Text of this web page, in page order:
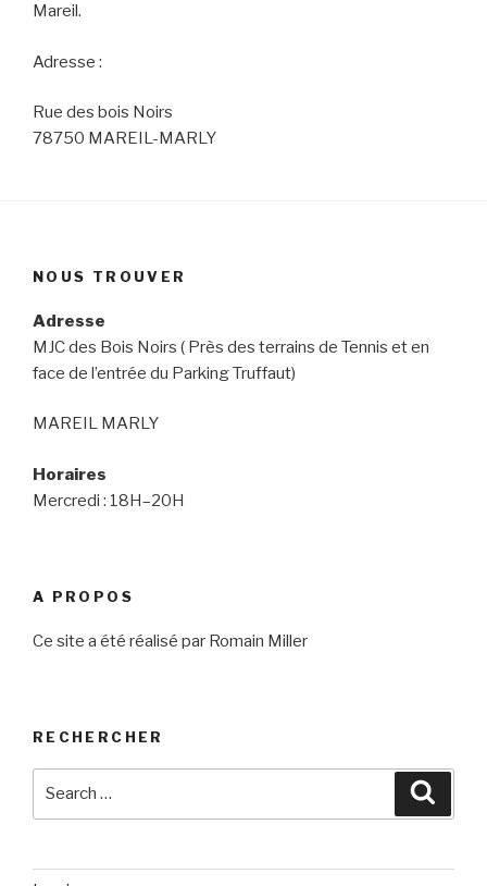
Mareil.
Adresse :
Rue des bois Noirs
78750 MAREIL-MARLY
NOUS TROUVER
Adresse
MJC des Bois Noirs ( Près des terrains de Tennis et en
face de l’entrée du Parking Truffaut)
MAREIL MARLY
Horaires
Mercredi : 18H–20H
A PROPOS
Ce site a été réalisé par Romain Miller
RECHERCHER